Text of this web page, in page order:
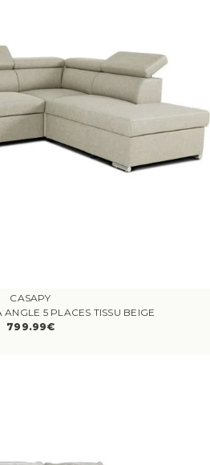
CASAPY
5 PLACES TISSU BEIGE
799.99€